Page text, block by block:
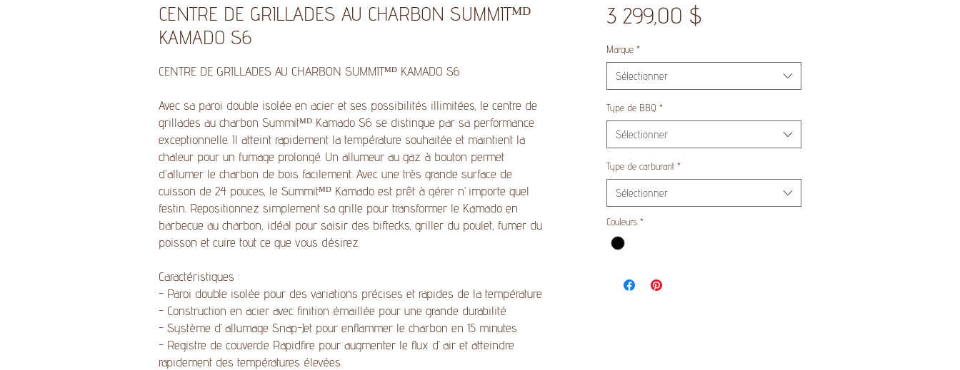
CENTRE DE GRILLADES AU CHARBON SUMMITᴹᴰ
KAMADO S6
CENTRE DE GRILLADES AU CHARBON SUMMITᴹᴰ KAMADO S6
Avec sa paroi double isolée en acier et ses possibilités illimitées, le centre de
grillades au charbon Summitᴹᴰ Kamado S6 se distingue par sa performance
exceptionnelle. Il atteint rapidement la température souhaitée et maintient la
chaleur pour un fumage prolongé. Un allumeur au gaz à bouton permet
d'allumer le charbon de bois facilement. Avec une très grande surface de
cuisson de 24 pouces, le Summitᴹᴰ Kamado est prêt à gérer n’importe quel
festin. Repositionnez simplement sa grille pour transformer le Kamado en
barbecue au charbon, idéal pour saisir des biftecks, griller du poulet, fumer du
poisson et cuire tout ce que vous désirez.
Caractéristiques :
- Paroi double isolée pour des variations précises et rapides de la température
- Construction en acier avec finition émaillée pour une grande durabilité
- Système d’allumage Snap-Jet pour enflammer le charbon en 15 minutes
- Registre de couvercle Rapidfire pour augmenter le flux d’air et atteindre
rapidement des températures élevées
3 299,00 $Prix
Marque *
Sélectionner
Type de BBQ *
Sélectionner
Type de carburant *
Sélectionner
Couleurs *